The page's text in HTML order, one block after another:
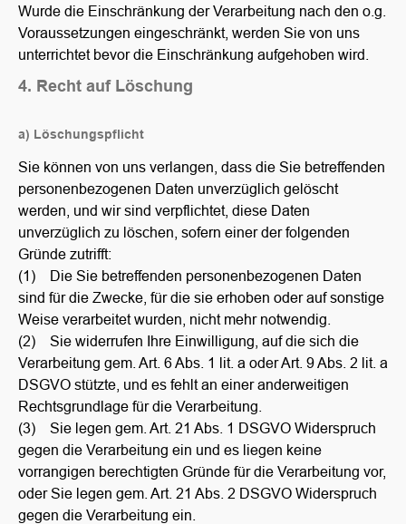
Wurde die Einschränkung der Verarbeitung nach den o.g.
Voraussetzungen eingeschränkt, werden Sie von uns
unterrichtet bevor die Einschränkung aufgehoben wird.
4. Recht auf Löschung
a) Löschungspflicht
Sie können von uns verlangen, dass die Sie betreffenden
personenbezogenen Daten unverzüglich gelöscht
werden, und wir sind verpflichtet, diese Daten
unverzüglich zu löschen, sofern einer der folgenden
Gründe zutrifft:
(1) Die Sie betreffenden personenbezogenen Daten
sind für die Zwecke, für die sie erhoben oder auf sonstige
Weise verarbeitet wurden, nicht mehr notwendig.
(2) Sie widerrufen Ihre Einwilligung, auf die sich die
Verarbeitung gem. Art. 6 Abs. 1 lit. a oder Art. 9 Abs. 2 lit. a
DSGVO stützte, und es fehlt an einer anderweitigen
Rechtsgrundlage für die Verarbeitung.
(3) Sie legen gem. Art. 21 Abs. 1 DSGVO Widerspruch
gegen die Verarbeitung ein und es liegen keine
vorrangigen berechtigten Gründe für die Verarbeitung vor,
oder Sie legen gem. Art. 21 Abs. 2 DSGVO Widerspruch
gegen die Verarbeitung ein.